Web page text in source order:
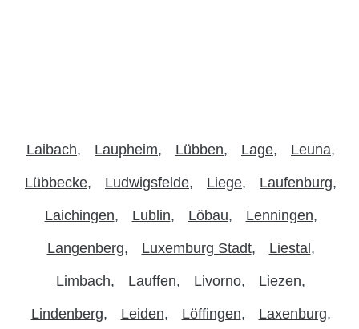
Laibach Laupheim Lübben Lage Leuna
Lübbecke Ludwigsfelde Liege Laufenburg
Laichingen Lublin Löbau Lenningen
Langenberg Luxemburg Stadt Liestal
Limbach Lauffen Livorno Liezen
Lindenberg Leiden Löffingen Laxenburg